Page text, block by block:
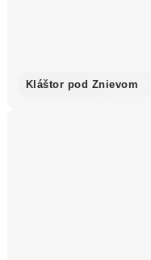
Kláštor pod Znievom